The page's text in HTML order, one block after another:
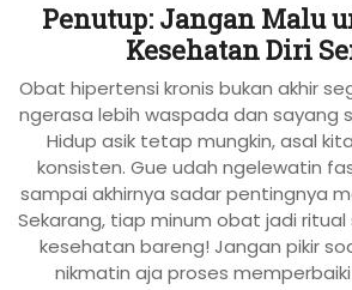
Penutup: Jangan Malu
Kesehatan Diri
Obat hipertensi kronis bukan akhir
ngerasa lebih waspada dan sayang
Hidup asik tetap mungkin, asal
konsisten. Gue udah ngelewatin
sampai akhirnya sadar pentingnya
Sekarang, tiap minum obat jadi ritual
kesehatan bareng! Jangan pikir
nikmatin aja proses